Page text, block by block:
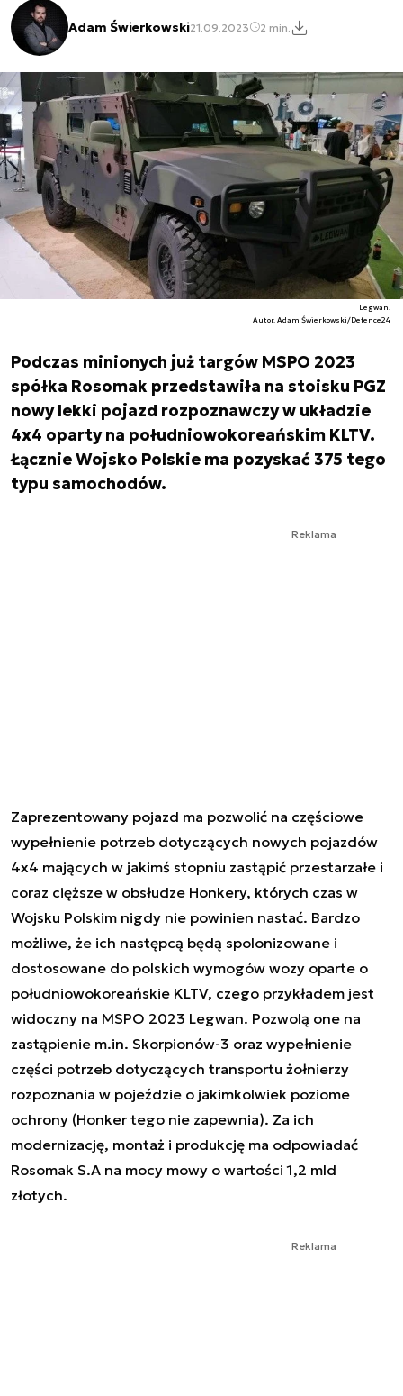
Adam Świerkowski21.09.2023 2 min.
Legwan.
Autor. Adam Świerkowski/Defence24
Podczas minionych już targów MSPO 2023
spółka Rosomak przedstawiła na stoisku PGZ
nowy lekki pojazd rozpoznawczy w układzie
4x4 oparty na południowokoreańskim KLTV.
Łącznie Wojsko Polskie ma pozyskać 375 tego
typu samochodów.
Reklama
Zaprezentowany pojazd ma pozwolić na częściowe
wypełnienie potrzeb dotyczących nowych pojazdów
4x4 mających w jakimś stopniu zastąpić przestarzałe i
coraz cięższe w obsłudze Honkery, których czas w
Wojsku Polskim nigdy nie powinien nastać. Bardzo
możliwe, że ich następcą będą spolonizowane i
dostosowane do polskich wymogów wozy oparte o
południowokoreańskie KLTV, czego przykładem jest
widoczny na MSPO 2023 Legwan. Pozwolą one na
zastąpienie m.in. Skorpionów-3 oraz wypełnienie
części potrzeb dotyczących transportu żołnierzy
rozpoznania w pojeździe o jakimkolwiek poziome
ochrony (Honker tego nie zapewnia). Za ich
modernizację, montaż i produkcję ma odpowiadać
Rosomak S.A na mocy mowy o wartości 1,2 mld
złotych.
Reklama